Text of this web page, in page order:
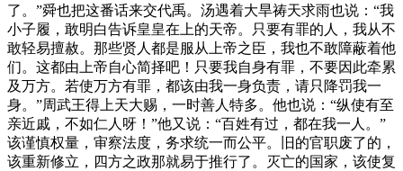
了。”舜也把这番话来交代禹。汤遇着大旱祷天求雨也说：“我
小子履，敢明白告诉皇皇在上的天帝。只要有罪的人，我从不
敢轻易擅赦。那些贤人都是服从上帝之臣，我也不敢障蔽着他
们。这都由上帝自心简择吧！只要我自身有罪，不要因此牵累
及万方。若使万方有罪，都该由我一身负责，请只降罚我一
身。”周武王得上天大赐，一时善人特多。他也说：“纵使有至
亲近戚，不如仁人呀！”他又说：“百姓有过，都在我一人。”
该谨慎权量，审察法度，务求统一而公平。旧的官职废了的，
该重新修立，四方之政那就易于推行了。灭亡的国家，该使复